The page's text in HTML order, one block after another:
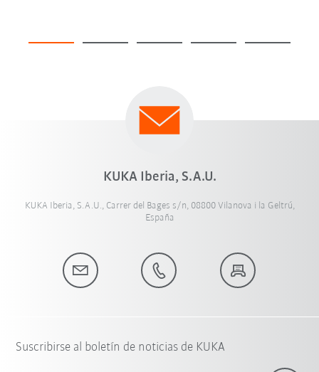
KUKA Iberia, S.A.U.
KUKA Iberia, S.A.U., Carrer del Bages s/n, 08800 Vilanova i la Geltrú,
España
Suscribirse al boletín de noticias de KUKA